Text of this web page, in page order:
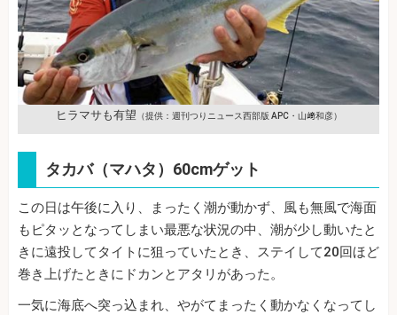
ヒラマサも有望 （提供：週刊つりニュース西部版 APC・山﨑和彦）
タカバ（マハタ）60cmゲット
この日は午後に入り、まったく潮が動かず、風も無風で海面
もピタッとなってしまい最悪な状況の中、潮が少し動いたと
きに遠投してタイトに狙っていたとき、ステイして20回ほど
巻き上げたときにドカンとアタリがあった。
一気に海底へ突っ込まれ、やがてまったく動かなくなってし